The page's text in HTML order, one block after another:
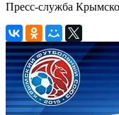
Пресс-служба